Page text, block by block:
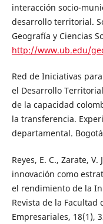
interacción socio-
desarrollo territorial.
Geografía y Ciencias
http://www.ub.edu/
Red de Iniciativas
el Desarrollo
de la capacidad
la transferencia.
departamental.
Reyes, E. C., Zarate, V.
innovación como
el rendimiento de la
Revista de la Facultad
Empresariales, 18(1),